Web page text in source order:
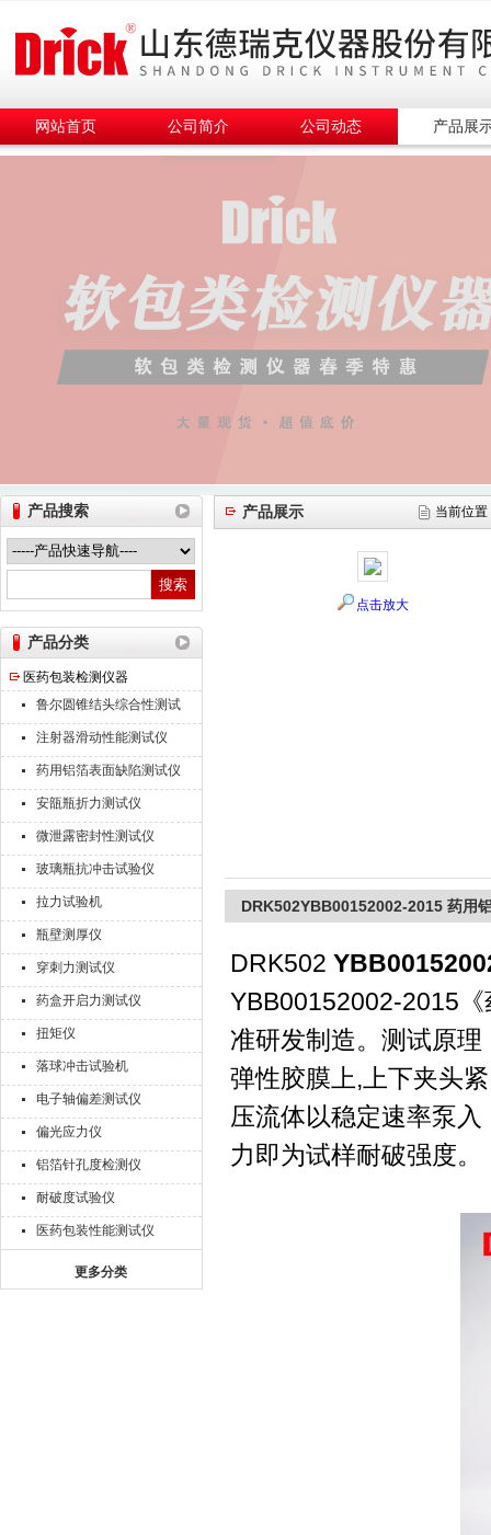
山东德瑞克仪器股份有限公司
网站首页 公司简介 公司动态 产品展
产品搜索
产品分类
医药包装检测仪器
鲁尔圆锥结头综合性测试
仪
注射器滑动性能测试仪
药用铝箔表面缺陷测试仪
安瓿瓶折力测试仪
微泄露密封性测试仪
玻璃瓶抗冲击试验仪
拉力试验机
瓶壁测厚仪
穿刺力测试仪
药盒开启力测试仪
扭矩仪
落球冲击试验机
电子轴偏差测试仪
偏光应力仪
铝箔针孔度检测仪
耐破度试验仪
医药包装性能测试仪
更多分类
产品展示 当前位置
点击放大
DRK502YBB00152002-2015 药用
DRK502
YBB00152002-2015
准研发制造。测试原
弹性胶膜上,上下夹头
压流体以稳定速率泵
力即为试样耐破强度。